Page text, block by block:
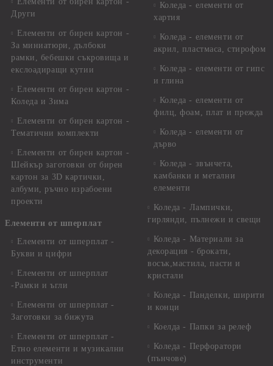
Други
Елементи от бирен картон -
За миниатюри, дълбоки
рамки, бебешки съкровища и
екслоадиращи кутии
Елементи от бирен картон -
Коледа и Зима
Елементи от бирен картон -
Тематични комплекти
Елементи от бирен картон -
Шейкър заготовки от бирен
картон за 3D картички,
албуми, ръчно израбоени
проекти
Елементи от шперплат
Елементи от шперплат -
Букви и цифри
Елементи от шперплат
-Рамки и ъгли
Елементи от шперплат -
Заготовки за бижута
Елементи от шперплат -
Етно елементи и музикални
инструменти
Коледа - елементи от
хартия
Коледа - елементи от
акрил, пластмаса, стирофом
Коледа - елементи от гипс
и глина
Коледа - елементи от
филц, фоам, плат и прежда
Коледа - елементи от
дърво
Коледа - звънчета,
камбанки и метални
елементи
Коледа - Лампички,
гирлянди, пълнежи и свещи
Коледа - Материали за
декорация - брокати,
восък,мастила, пасти и
кристали
Коледа - Панделки, ширити
и конци
Коелда - Папки за релеф
Коледа - Перфоратори
(пънчове)